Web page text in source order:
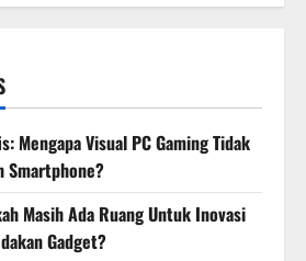
Mengapa Visual PC Gaming Tidak
Smartphone?
Masih Ada Ruang Untuk Inovasi
Gadget?